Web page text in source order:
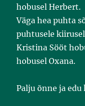
hobusel Herbert.
Väga hea puhta
puhtusele
Kristina Sööt
hobusel Oxana.
Palju õnne ja edu